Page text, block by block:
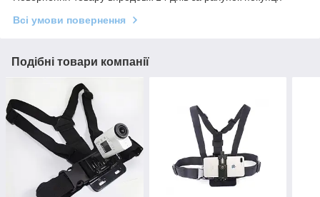
Всі умови повернення
Подібні товари компанії